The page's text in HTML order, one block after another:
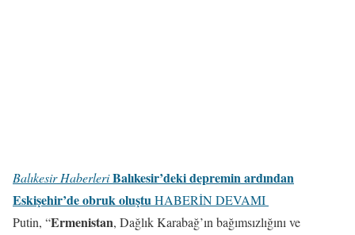
Balıkesir HaberleriBalıkesir’deki depremin ardından
Eskişehir’de obruk oluştuHABERİN DEVAMI
Putin, “Ermenistan, Dağlık Karabağ’ın bağımsızlığını ve